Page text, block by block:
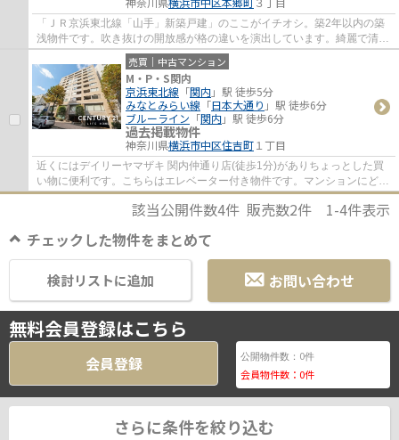
「ＪＲ京浜東北線「山手」新築戸建」のここがイチオシ。築2年以内の築
浅物件です。吹き抜けの開放感が格の違いを演出しています。綺麗で清潔
感のある室内が新築戸建ての特徴です。横浜...
売買｜中古マンション
M・P・S関内
京浜東北線 「関内」駅 徒歩5分
みなとみらい線 「日本大通り 」駅 徒歩6分
ブルーライン 「関内」駅 徒歩6分
過去掲載物件
神奈川県横浜市中区住吉町１丁目
近くにはデイリーヤマザキ 関内仲通り店(徒歩1分)がありちょっとした買
い物に便利です。こちらはエレベーター付き物件です。マンションにどん
な人が住んでいるのかも中古マンションな...
該当公開件数4件 販売数2件 1-4件表示
チェックした物件をまとめて
お問い合わせ
検討リストに追加
無料会員登録はこちら
会員登録 公開物件数： 0件
会員物件数： 0件
さらに条件を絞り込む